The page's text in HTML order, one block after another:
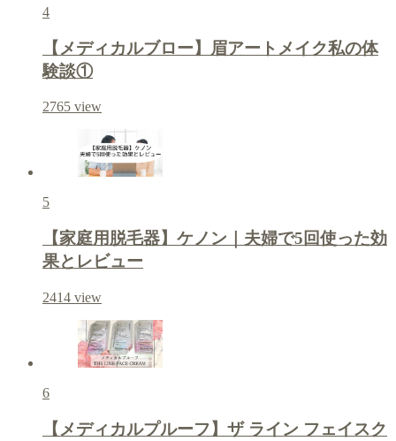
4
【メディカルブロー】眉アートメイク私の体
験談①
2765 view
5
【家庭用脱毛器】ケノン｜夫婦で5回使った効
果とレビュー
2414 view
6
【メディカルプルーフ】ザ ライン フェイスク